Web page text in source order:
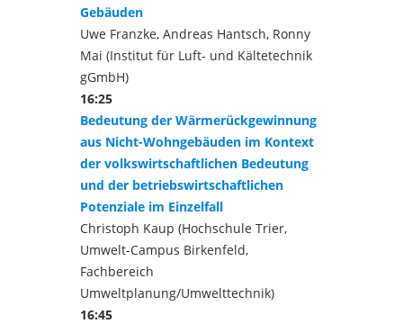
Gebäuden
Uwe Franzke, Andreas Hantsch, Ronny
Mai (Institut für Luft- und Kältetechnik
gGmbH)
16:25
Bedeutung der Wärmerückgewinnung
aus Nicht-Wohngebäuden im Kontext
der volkswirtschaftlichen Bedeutung
und der betriebswirtschaftlichen
Potenziale im Einzelfall
Christoph Kaup (Hochschule Trier,
Umwelt-Campus Birkenfeld,
Fachbereich
Umweltplanung/Umwelttechnik)
16:45